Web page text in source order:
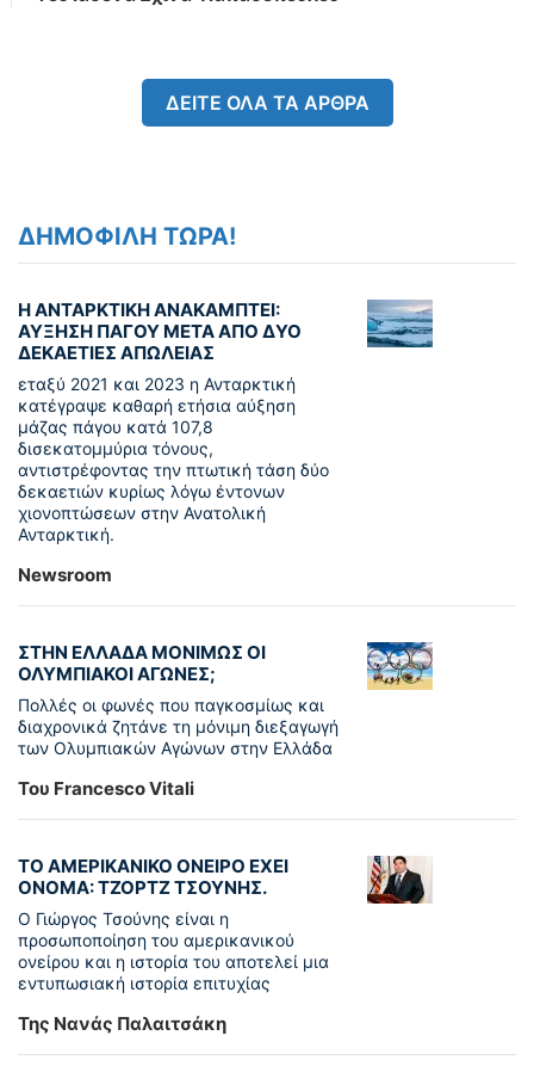
ΔΕΙΤΕ ΟΛΑ ΤΑ ΑΡΘΡΑ
ΔΗΜΟΦΙΛΗ ΤΩΡΑ!
Η ΑΝΤΑΡΚΤΙΚΗ ΑΝΑΚΑΜΠΤΕΙ:
ΑΥΞΗΣΗ ΠΑΓΟΥ ΜΕΤΑ ΑΠΟ ΔΥΟ
ΔΕΚΑΕΤΙΕΣ ΑΠΩΛΕΙΑΣ
εταξύ 2021 και 2023 η Ανταρκτική
κατέγραψε καθαρή ετήσια αύξηση
μάζας πάγου κατά 107,8
δισεκατομμύρια τόνους,
αντιστρέφοντας την πτωτική τάση δύο
δεκαετιών κυρίως λόγω έντονων
χιονοπτώσεων στην Ανατολική
Ανταρκτική.
Newsroom
ΣΤΗΝ ΕΛΛΑΔΑ ΜΟΝΙΜΩΣ ΟΙ
ΟΛΥΜΠΙΑΚΟΙ ΑΓΩΝΕΣ;
Πολλές οι φωνές που παγκοσμίως και
διαχρονικά ζητάνε τη μόνιμη διεξαγωγή
των Ολυμπιακών Αγώνων στην Ελλάδα
Του Francesco Vitali
ΤΟ ΑΜΕΡΙΚΑΝΙΚΟ ΟΝΕΙΡΟ ΕΧΕΙ
ΟΝΟΜΑ: ΤΖΟΡΤΖ ΤΣΟΥΝΗΣ.
Ο Γιώργος Τσούνης είναι η
προσωποποίηση του αμερικανικού
ονείρου και η ιστορία του αποτελεί μια
εντυπωσιακή ιστορία επιτυχίας
Της Νανάς Παλαιτσάκη